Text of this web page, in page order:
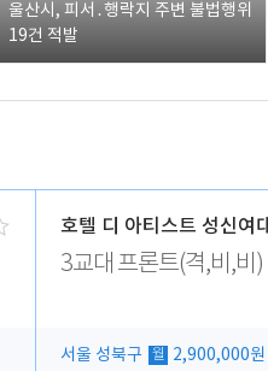
울산시, 피서․행락지 주변 불법행위
19건 적발
호텔 디 아티스트 성신여
3교대 프론트(격,비,비)
서울 성북구 월
2,900,000원